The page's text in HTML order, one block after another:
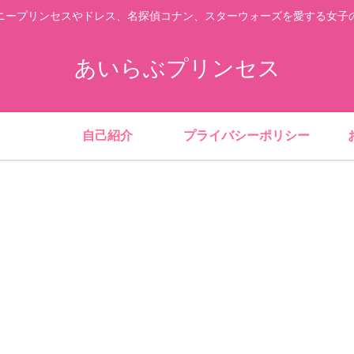
ープリンセスやドレス、名探偵コナン、スターウォーズを愛する女子
あいらぶプリンセス
自己紹介 プライバシーポリシー